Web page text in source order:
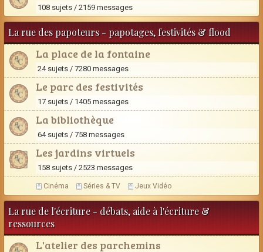
108 sujets / 2159 messages
La rue des papoteurs - papotages, festivités & flood
La place de la fontaine
24 sujets / 7280 messages
Le parc des festivités
17 sujets / 1405 messages
La bibliothèque
64 sujets / 758 messages
Les jardins virtuels
158 sujets / 2523 messages
Cinéma Séries & TV Jeux Vidéo
La rue de l'écriture - débats, aide à l'écriture &
ressources
L'atelier des parchemins